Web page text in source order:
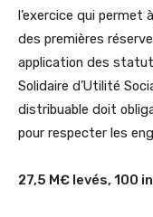
l’exercice qui permet
des premières
application des
Solidaire d’Utilité
distribuable doit
pour respecter les
27,5 M€ levés, 100